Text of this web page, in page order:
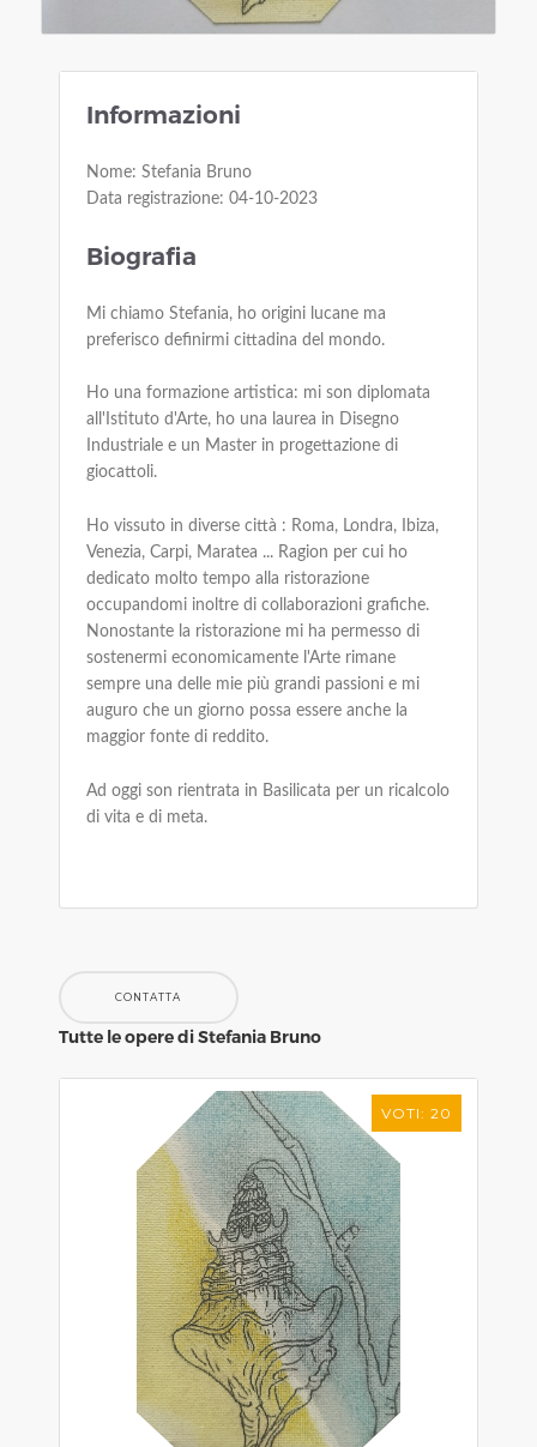
Informazioni
Nome: Stefania Bruno
Data registrazione: 04-10-2023
Biografia
Mi chiamo Stefania, ho origini lucane ma
preferisco definirmi cittadina del mondo.
Ho una formazione artistica: mi son diplomata
all'Istituto d'Arte, ho una laurea in Disegno
Industriale e un Master in progettazione di
giocattoli.
Ho vissuto in diverse città : Roma, Londra, Ibiza,
Venezia, Carpi, Maratea ... Ragion per cui ho
dedicato molto tempo alla ristorazione
occupandomi inoltre di collaborazioni grafiche.
Nonostante la ristorazione mi ha permesso di
sostenermi economicamente l'Arte rimane
sempre una delle mie più grandi passioni e mi
auguro che un giorno possa essere anche la
maggior fonte di reddito.
Ad oggi son rientrata in Basilicata per un ricalcolo
di vita e di meta.
CONTATTA
Tutte le opere di Stefania Bruno
VOTI: 20